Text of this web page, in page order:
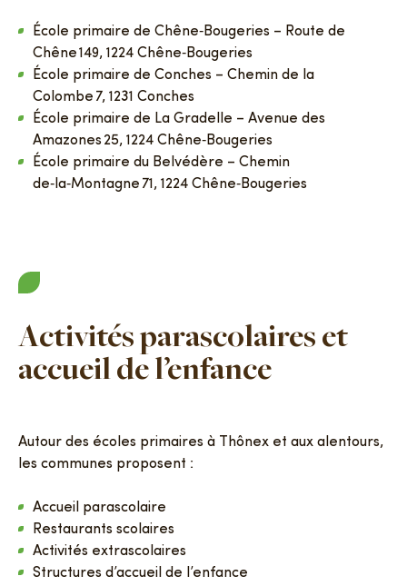
École primaire de Chêne‑Bougeries – Route de
Chêne 149, 1224 Chêne‑Bougeries
École primaire de Conches – Chemin de la
Colombe 7, 1231 Conches
École primaire de La Gradelle – Avenue des
Amazones 25, 1224 Chêne‑Bougeries
École primaire du Belvédère – Chemin
de‑la‑Montagne 71, 1224 Chêne‑Bougeries
Activités parascolaires et
accueil de l’enfance
Autour des écoles primaires à Thônex et aux alentours,
les communes proposent :
Accueil parascolaire
Restaurants scolaires
Activités extrascolaires
Structures d’accueil de l’enfance